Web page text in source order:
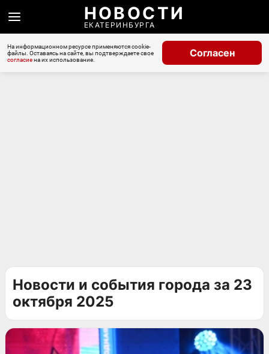
НОВОСТИ
ЕКАТЕРИНБУРГА
На информационном ресурсе применяются cookie-
файлы. Оставаясь на сайте, вы подтверждаете свое
согласиена их использование.
Согласен
Новости и события города за 23
октября 2025